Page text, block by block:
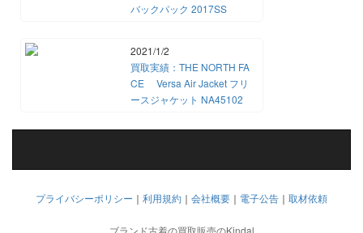
バックパック 2017SS
2021/1/2
買取実績：THE NORTH FA
CE Versa Air Jacket フリ
ースジャケット NA45102
プライバシーポリシー ｜ 利用規約 ｜ 会社概要 ｜ 電子公告 ｜ 取材依頼
ブランド古着の買取販売のKindal